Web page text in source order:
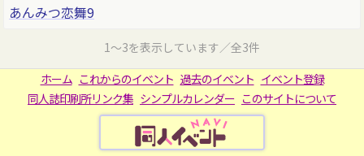
あんみつ恋舞9
1～3を表示しています／全3件
ホーム これからのイベント 過去のイベント イベント登録
同人誌印刷所リンク集 シンプルカレンダー このサイトについて